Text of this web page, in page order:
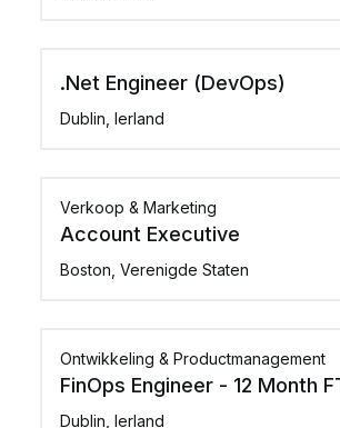
.Net Engineer (DevOps)
Dublin, Ierland
Verkoop & Marketing
Account Executive
Boston, Verenigde Staten
Ontwikkeling & Productmanagement
FinOps Engineer - 12 Month
Dublin, Ierland